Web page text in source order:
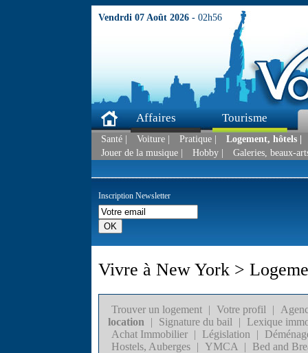
Vendrdi 07 Août 2026 - 02h56
Affaires Tourisme
Santé | Voiture | Pratique |
Logement, hôtels |
Jouer de la musique |
Hobby | Galeries, beaux-
Inscription Newsletter
Vivre à New York >
Trouver un logement | Votre profil |
location
| Signature du bail |
Lexique
Achat Immobilier
| Législation |
Hostels, Auberges
| YMCA | Bed and